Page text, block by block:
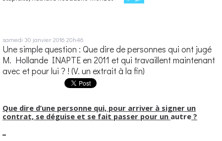
samedi 30 janvier 2016 20h46
Une simple question : Que dire de personnes qui ont jugé
M. Hollande INAPTE en 2011 et qui travaillent maintenant
avec et pour lui ? ! (V. un extrait à la fin)
Que dire d’une personne qui, pour arriver à signer un
contrat, se déguise et se fait passer pour un autre ?